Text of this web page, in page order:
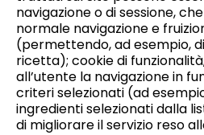
navigazione o di sessione,
normale navigazione e
(permettendo, ad esempio,
ricetta); cookie di
all’utente la navigazione in
criteri selezionati (ad
ingredienti selezionati dalla
di migliorare il servizio reso